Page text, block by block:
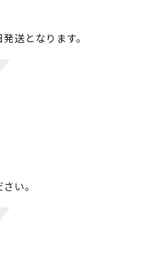
送となります。
い。